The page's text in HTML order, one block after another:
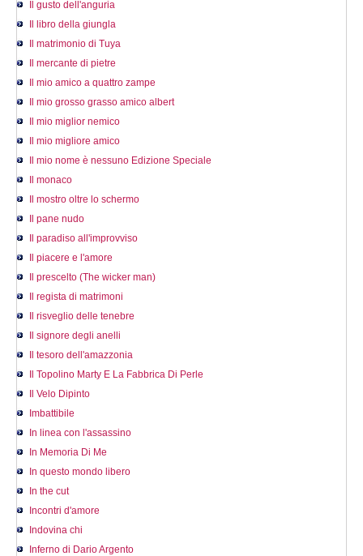
Il gusto dell'anguria
Il libro della giungla
Il matrimonio di Tuya
Il mercante di pietre
Il mio amico a quattro zampe
Il mio grosso grasso amico albert
Il mio miglior nemico
Il mio migliore amico
Il mio nome è nessuno Edizione Speciale
Il monaco
Il mostro oltre lo schermo
Il pane nudo
Il paradiso all'improvviso
Il piacere e l'amore
Il prescelto (The wicker man)
Il regista di matrimoni
Il risveglio delle tenebre
Il signore degli anelli
Il tesoro dell'amazzonia
Il Topolino Marty E La Fabbrica Di Perle
Il Velo Dipinto
Imbattibile
In linea con l'assassino
In Memoria Di Me
In questo mondo libero
In the cut
Incontri d'amore
Indovina chi
Inferno di Dario Argento